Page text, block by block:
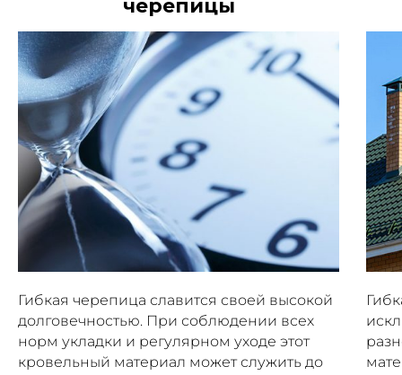
черепицы
Гибкая черепица славится своей высокой
долговечностью. При соблюдении всех
норм укладки и регулярном уходе этот
кровельный материал может служить до